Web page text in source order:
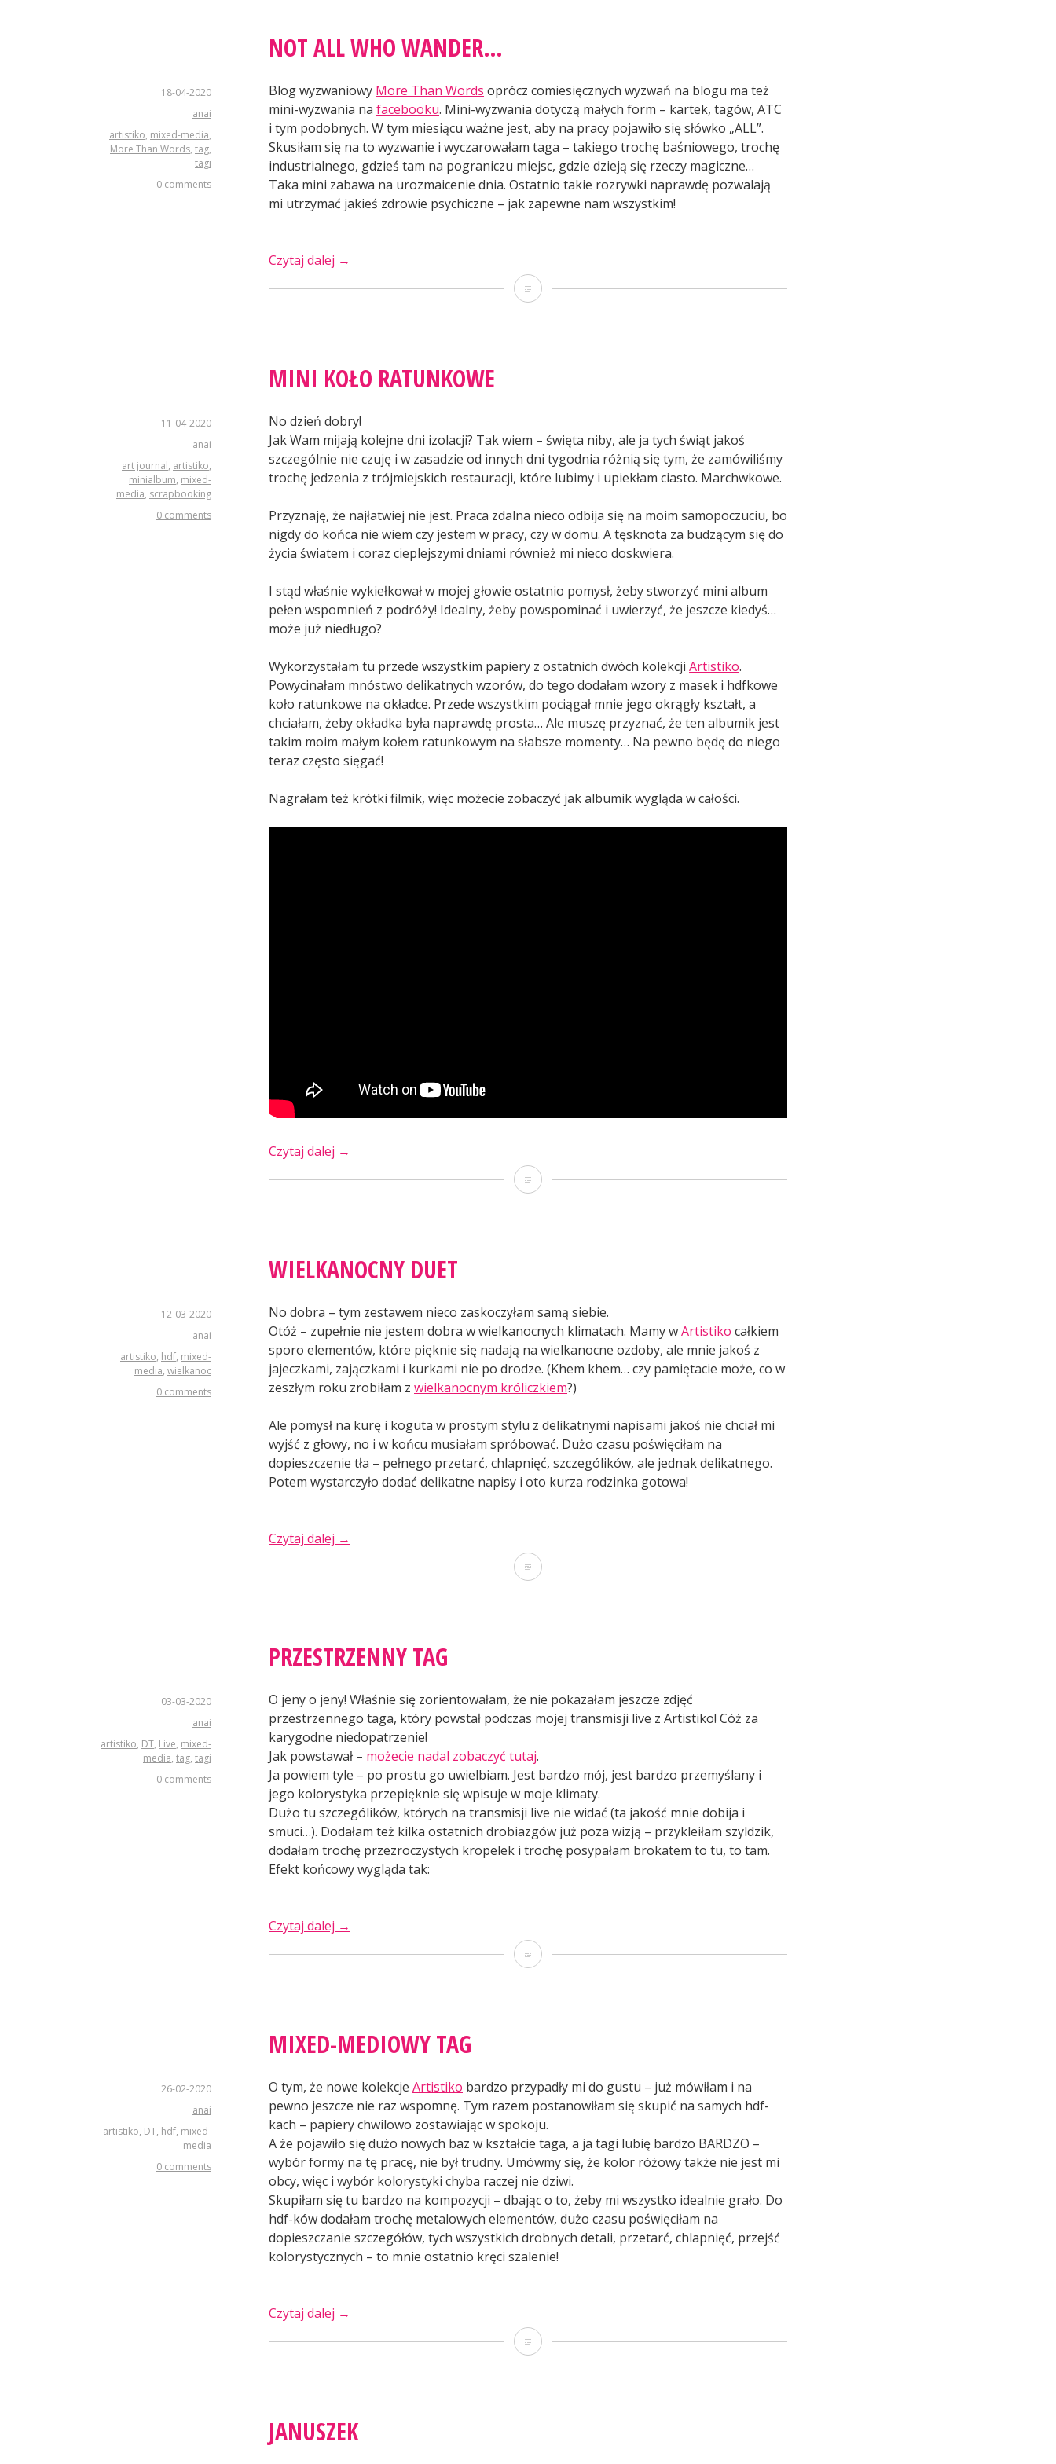
NOT ALL WHO WANDER…
18-04-2020
anai
artistiko, mixed-media,
More Than Words, tag,
tagi
0 comments
Blog wyzwaniowy More Than Words oprócz comiesięcznych wyzwań na blogu ma też
mini-wyzwania na facebooku. Mini-wyzwania dotyczą małych form – kartek, tagów, ATC
i tym podobnych. W tym miesiącu ważne jest, aby na pracy pojawiło się słówko „ALL”.
Skusiłam się na to wyzwanie i wyczarowałam taga – takiego trochę baśniowego, trochę
industrialnego, gdzieś tam na pograniczu miejsc, gdzie dzieją się rzeczy magiczne…
Taka mini zabawa na urozmaicenie dnia. Ostatnio takie rozrywki naprawdę pozwalają
mi utrzymać jakieś zdrowie psychiczne – jak zapewne nam wszystkim!
Czytaj dalej „Not
→
Not
MINI KOŁO RATUNKOWE
11-04-2020
anai
art journal, artistiko,
minialbum, mixed-
media, scrapbooking
0 comments
No dzień dobry!
Jak Wam mijają kolejne dni izolacji? Tak wiem – święta niby, ale ja tych świąt jakoś
szczególnie nie czuję i w zasadzie od innych dni tygodnia różnią się tym, że zamówiliśmy
trochę jedzenia z trójmiejskich restauracji, które lubimy i upiekłam ciasto. Marchwkowe.
Przyznaję, że najłatwiej nie jest. Praca zdalna nieco odbija się na moim samopoczuciu, bo
nigdy do końca nie wiem czy jestem w pracy, czy w domu. A tęsknota za budzącym się do
życia światem i coraz cieplejszymi dniami również mi nieco doskwiera.
I stąd właśnie wykiełkował w mojej głowie ostatnio pomysł, żeby stworzyć mini album
pełen wspomnień z podróży! Idealny, żeby powspominać i uwierzyć, że jeszcze kiedyś…
może już niedługo?
Wykorzystałam tu przede wszystkim papiery z ostatnich dwóch kolekcji Artistiko.
Powycinałam mnóstwo delikatnych wzorów, do tego dodałam wzory z masek i hdfkowe
koło ratunkowe na okładce. Przede wszystkim pociągał mnie jego okrągły kształt, a
chciałam, żeby okładka była naprawdę prosta… Ale muszę przyznać, że ten albumik jest
takim moim małym kołem ratunkowym na słabsze momenty… Na pewno będę do niego
teraz często sięgać!
Nagrałam też krótki filmik, więc możecie zobaczyć jak albumik wygląda w całości.
Czytaj dalej „Mini
→
Mini
WIELKANOCNY DUET
12-03-2020
anai
artistiko, hdf, mixed-
media, wielkanoc
0 comments
No dobra – tym zestawem nieco zaskoczyłam samą siebie.
Otóż – zupełnie nie jestem dobra w wielkanocnych klimatach. Mamy wArtistiko całkiem
sporo elementów, które pięknie się nadają na wielkanocne ozdoby, ale mnie jakoś z
jajeczkami, zajączkami i kurkami nie po drodze. (Khem khem… czy pamiętacie może, co w
zeszłym roku zrobiłam z wielkanocnym króliczkiem?)
Ale pomysł na kurę i koguta w prostym stylu z delikatnymi napisami jakoś nie chciał mi
wyjść z głowy, no i w końcu musiałam spróbować. Dużo czasu poświęciłam na
dopieszczenie tła – pełnego przetarć, chlapnięć, szczególików, ale jednak delikatnego.
Potem wystarczyło dodać delikatne napisy i oto kurza rodzinka gotowa!
Czytaj dalej „Wielkanocny
→
Wielkanocny
PRZESTRZENNY TAG
03-03-2020
anai
artistiko, DT, Live, mixed-
media, tag, tagi
0 comments
O jeny o jeny! Właśnie się zorientowałam, że nie pokazałam jeszcze zdjęć
przestrzennego taga, który powstał podczas mojej transmisji live z Artistiko! Cóż za
karygodne niedopatrzenie!
Jak powstawał – możecie nadal zobaczyć tutaj.
Ja powiem tyle – po prostu go uwielbiam. Jest bardzo mój, jest bardzo przemyślany i
jego kolorystyka przepięknie się wpisuje w moje klimaty.
Dużo tu szczególików, których na transmisji live nie widać (ta jakość mnie dobija i
smuci…). Dodałam też kilka ostatnich drobiazgów już poza wizją – przykleiłam szyldzik,
dodałam trochę przezroczystych kropelek i trochę posypałam brokatem to tu, to tam.
Efekt końcowy wygląda tak:
Czytaj dalej „Przestrzenny
→
Przestrzenny
MIXED-MEDIOWY TAG
26-02-2020
anai
artistiko, DT, hdf, mixed-
media
0 comments
O tym, że nowe kolekcje Artistiko bardzo przypadły mi do gustu – już mówiłam i na
pewno jeszcze nie raz wspomnę. Tym razem postanowiłam się skupić na samych hdf-
kach – papiery chwilowo zostawiając w spokoju.
A że pojawiło się dużo nowych baz w kształcie taga, a ja tagi lubię bardzo BARDZO –
wybór formy na tę pracę, nie był trudny. Umówmy się, że kolor różowy także nie jest mi
obcy, więc i wybór kolorystyki chyba raczej nie dziwi.
Skupiłam się tu bardzo na kompozycji – dbając o to, żeby mi wszystko idealnie grało. Do
hdf-ków dodałam trochę metalowych elementów, dużo czasu poświęciłam na
dopieszczanie szczegółów, tych wszystkich drobnych detali, przetarć, chlapnięć, przejść
kolorystycznych – to mnie ostatnio kręci szalenie!
Czytaj dalej „Mixed-
→
Mixed-
JANUSZEK